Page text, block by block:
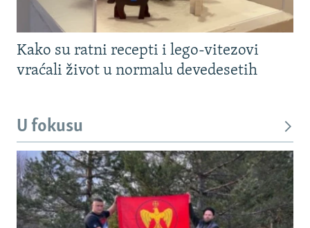
Kako su ratni recepti i lego-vitezovi
vraćali život u normalu devedesetih
U fokusu